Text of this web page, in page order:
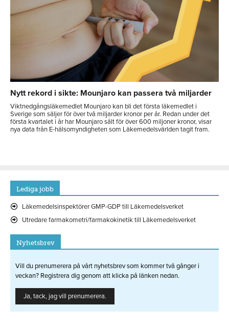
Nytt rekord i sikte: Mounjaro kan passera två miljarder
Viktnedgångsläkemedlet Mounjaro kan bli det första läkemedlet i
Sverige som säljer för över två miljarder kronor per år. Redan under det
första kvartalet i år har Mounjaro sålt för över 600 miljoner kronor, visar
nya data från E-hälsomyndigheten som Läkemedelsvärlden tagit fram.
Lediga jobb
Läkemedelsinspektörer GMP-GDP till Läkemedelsverket
Utredare farmakometri/farmakokinetik till Läkemedelsverket
Nyhetsbrev
Vill du prenumerera på vårt nyhetsbrev som kommer två gånger i
veckan? Registrera dig genom att klicka på länken nedan.
Ja, tack, jag vill prenumerera.